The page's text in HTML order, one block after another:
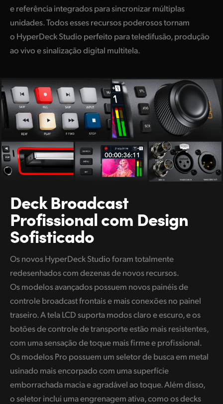
New Zealand
Norway
Poland
Singapore
South Africa
Spain
Sweden
Turkey
UAE
United Kingdom
United States
e referência integrados para sincronizar múltiplas
unidades. Todos esses recursos poderosos tornam
o HyperDeck Studio perfeito para teledifusão, produção
ao vivo e sinalização digital multitela.
Deck Broadcast
Profissionalcom Design
Sofisticado
Os novos HyperDeck Studio foram totalmente
redesenhados com dezenas de novos recursos.
Os modelos avançados possuem novos painéis de
controle broadcast frontais e mais conexões no painel
traseiro. A tela LCD suporta modos claro e escuro, e os
botões de controle de transporte estão mais resistentes,
com uma sensação de toque mais firme e profissional.
Os modelos Pro possuem um seletor de busca em metal
usinado mais encorpado com uma superfície
emborrachada macia e agradável ao toque. Além disso,
o seletor inclui uma engrenagem ativa, como os decks